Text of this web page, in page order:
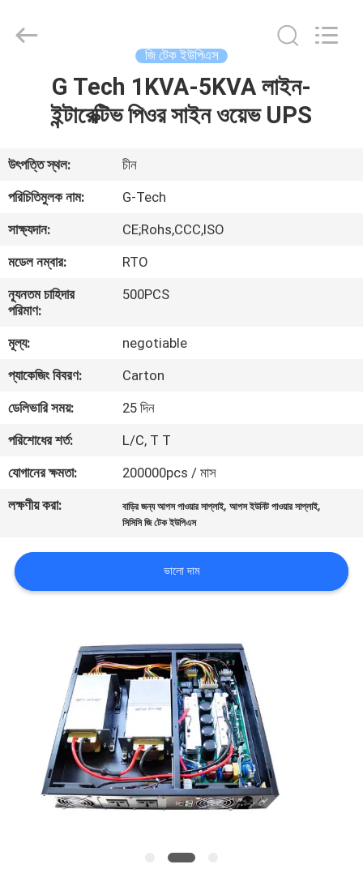
আমাদের
সম্বন্ধে
কারখানা
পরিদর্শন
গুণমান
নিয়ন্ত্রণ
আমাদের
সাথে
যোগাযোগ
একটি
গোপনীয়তা
POWER
GROUP.
জি টেক ইউপিএস
G Tech 1KVA-5KVA লাইন-
ইন্টারেক্টিভ পিওর সাইন ওয়েভ UPS
উৎপত্তি স্থল:
চীন
পরিচিতিমুলক নাম:
G-Tech
সাক্ষ্যদান:
CE;Rohs,CCC,ISO
মডেল নম্বার:
RTO
ন্যূনতম চাহিদার
পরিমাণ:
500PCS
মূল্য:
negotiable
প্যাকেজিং বিবরণ:
Carton
ডেলিভারি সময়:
25 দিন
পরিশোধের শর্ত:
L/C, T T
যোগানের ক্ষমতা:
200000pcs / মাস
লক্ষণীয় করা:
বাড়ির জন্য আপস পাওয়ার সাপ্লাই,আপস ইউনিট পাওয়ার সাপ্লাই,
সিসিসি জি টেক ইউপিএস
ভালো দাম